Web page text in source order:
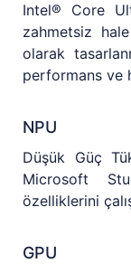
Intel® Core
zahmetsiz
olarak
performans ve
NPU
Düşük Güç
Microsoft
özelliklerini
GPU